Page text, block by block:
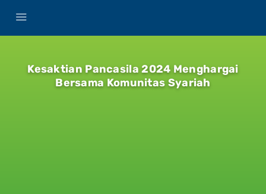
Kesaktian Pancasila 2024 Menghargai
Bersama Komunitas Syariah